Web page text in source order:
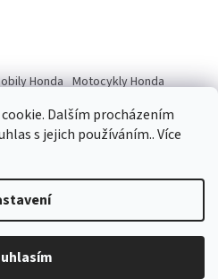
Dalším procházením
s jejich používáním.. Více
Honda Motocykly Honda
Brno s.r.o.. Všechna práva